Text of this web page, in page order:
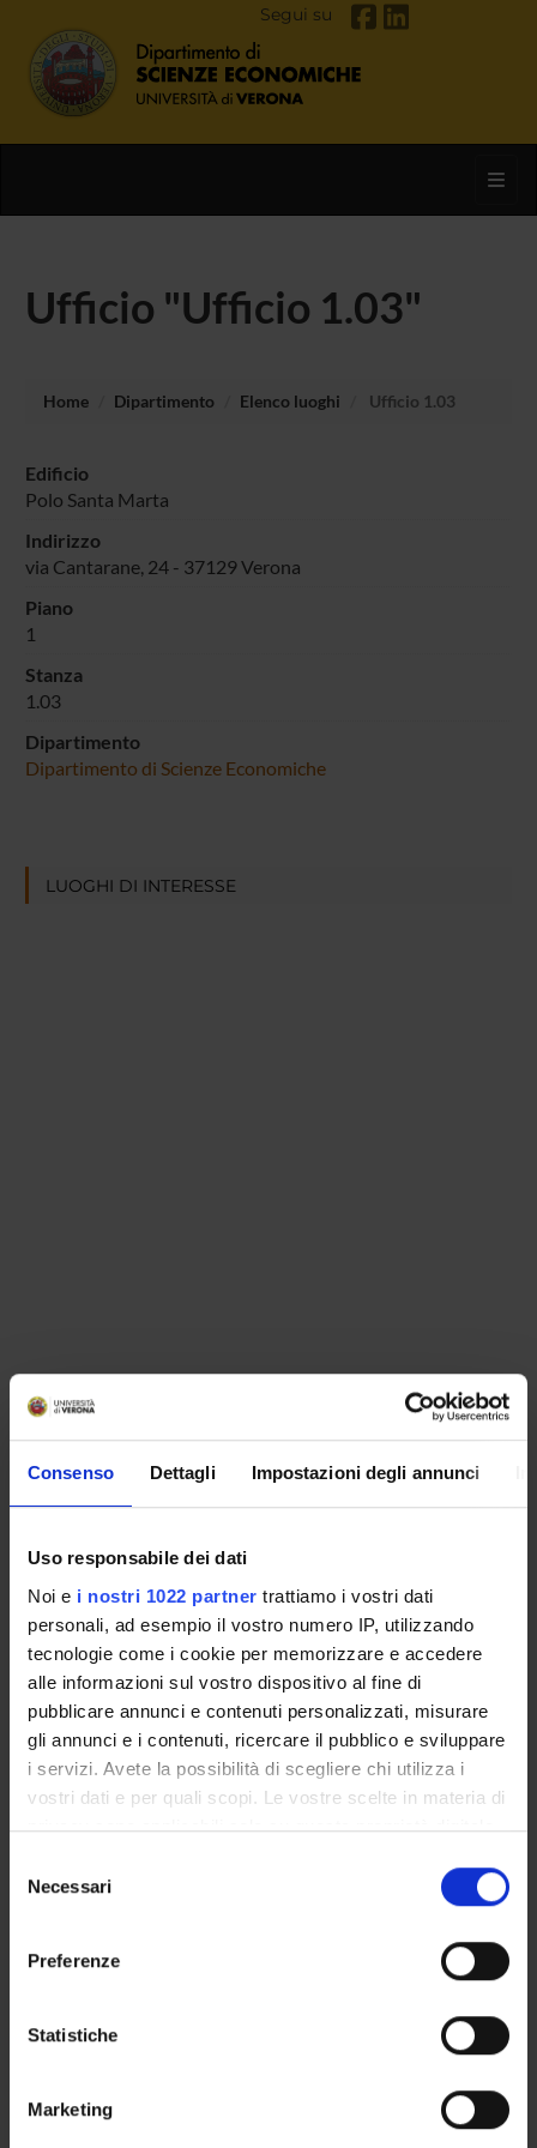
Consenso Dettagli Impostazioni degli annunci
Uso responsabile dei dati
Noi e i nostri 1022 partner trattiamo i vostri dati
personali, ad esempio il vostro numero IP, utilizzando
tecnologie come i cookie per memorizzare e accedere
alle informazioni sul vostro dispositivo al fine di
pubblicare annunci e contenuti personalizzati, misurare
gli annunci e i contenuti, ricercare il pubblico e sviluppare
i servizi. Avete la possibilità di scegliere chi utilizza i
vostri dati e per quali scopi. Le vostre scelte in materia di
privacy sono applicabili solo su questa proprietà digitale
modificare o revocare il proprio consenso in qualsiasi
momento dalla Dichiarazione sui cookie o facendo clic
raccogliere informazioni sulla tua posizione
geografica, con un'approssimazione di qualche
Identificare il tuo dispositivo, scansionandolo
delNecessari
Preferenze
Statistiche
Marketing
Segui su
Ufficio "Ufficio 1.03"
Home Dipartimento Elenco luoghi Ufficio 1.03
Edificio
Polo Santa Marta
Indirizzo
via Cantarane, 24 - 37129 Verona
Piano
1
Stanza
1.03
Dipartimento
Dipartimento di Scienze Economiche
LUOGHI DI INTERESSE
GOVERNANCE
SERVIZI DI SEGRETERIA STUDENTI
STRUTTURE DEL DIPARTIMENTO
LABORATORI DI RICERCA
CENTRI DI RICERCA
Contatti
Luoghi